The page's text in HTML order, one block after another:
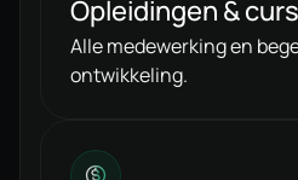
Opleidingen &
Alle medewerking en
ontwikkeling.